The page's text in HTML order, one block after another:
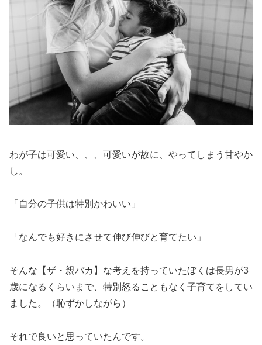
わが子は可愛い、、、可愛いが故に、やってしまう甘やか
し。
「自分の子供は特別かわいい」
「なんでも好きにさせて伸び伸びと育てたい」
そんな【ザ・親バカ】な考えを持っていたぼくは長男が3
歳になるくらいまで、特別怒ることもなく子育てをしてい
ました。（恥ずかしながら）
それで良いと思っていたんです。